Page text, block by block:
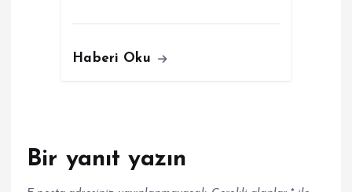
Haberi Oku
Bir yanıt yazın